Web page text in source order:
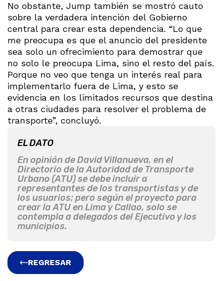
No obstante, Jump también se mostró cauto
sobre la verdadera intención del Gobierno
central para crear esta dependencia. “Lo que
me preocupa es que el anuncio del presidente
sea solo un ofrecimiento para demostrar que
no solo le preocupa Lima, sino el resto del país.
Porque no veo que tenga un interés real para
implementarlo fuera de Lima, y esto se
evidencia en los limitados recursos que destina
a otras ciudades para resolver el problema de
transporte”, concluyó.
EL DATO
En opinión de David Villanueva, en el
Directorio de la Autoridad de Transporte
Urbano (ATU) se debe incluir a
representantes de los transportistas y de
los usuarios; pero según el proyecto para
crear la ATU en Lima y Callao, solo se
contempla a delegados del Ejecutivo y los
municipios.
REGRESAR